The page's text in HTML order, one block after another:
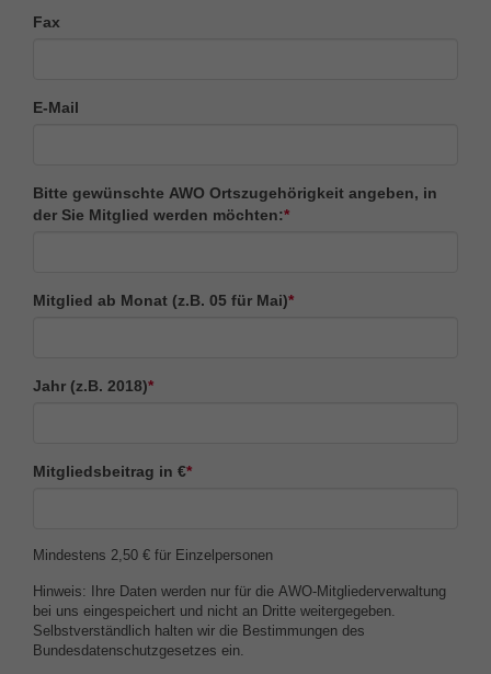
Fax
E-Mail
Bitte gewünschte AWO Ortszugehörigkeit angeben, in
der Sie Mitglied werden möchten:*
Mitglied ab Monat (z.B. 05 für Mai)*
Jahr (z.B. 2018)*
Mitgliedsbeitrag in €*
Mindestens 2,50 € für Einzelpersonen
Hinweis: Ihre Daten werden nur für die AWO-Mitgliederverwaltung
bei uns eingespeichert und nicht an Dritte weitergegeben.
Selbstverständlich halten wir die Bestimmungen des
Bundesdatenschutzgesetzes ein.